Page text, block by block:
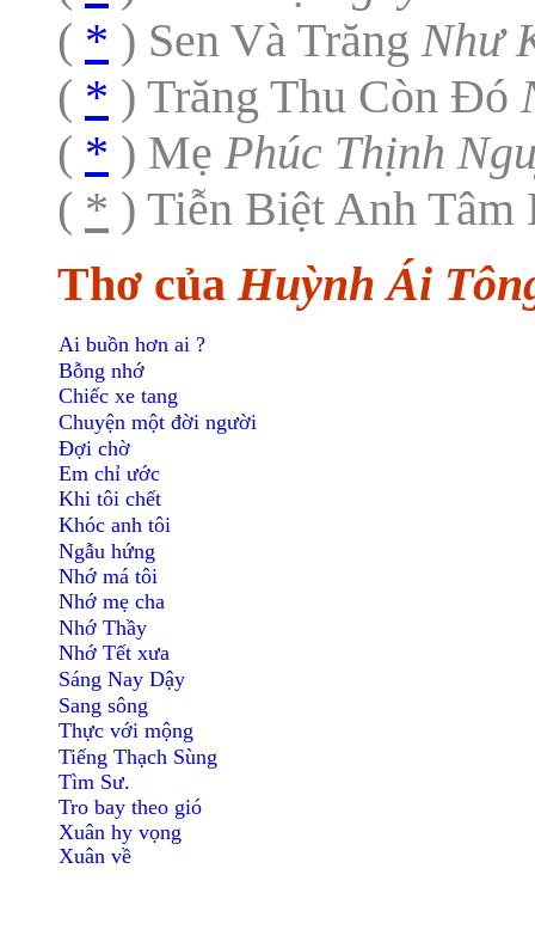
( * ) Sen Và TrăngNhư
( * ) Trăng Thu Còn Đó
( * ) Mẹ Phúc Thịnh
( * ) Tiễn Biệt Anh
Thơ của Huỳnh Ái
Ai buồn hơn ai ?
Bỗng nhớ
Chiếc xe tang
Chuyện một đời người
Đợi chờ
Em chỉ ước
Khi tôi chết
Khóc anh tôi
Ngẫu hứng
Nhớ má tôi
Nhớ mẹ cha
Nhớ Thầy
Nhớ Tết xưa
Sáng Nay Dậy
Sang sông
Thực với mộng
Tiếng Thạch Sùng
Tìm Sư.
Tro bay theo gió
Xuân hy vọng
Xuân về